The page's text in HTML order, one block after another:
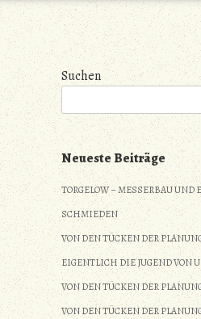
Suchen
Neueste Beiträge
TORGELOW – MESSERBAU UND
CHMIEDEN
VON DEN TÜCKEN DER
EIGENTLICH DIE JUGEND VON
VON DEN TÜCKEN DER
VON DEN TÜCKEN DER